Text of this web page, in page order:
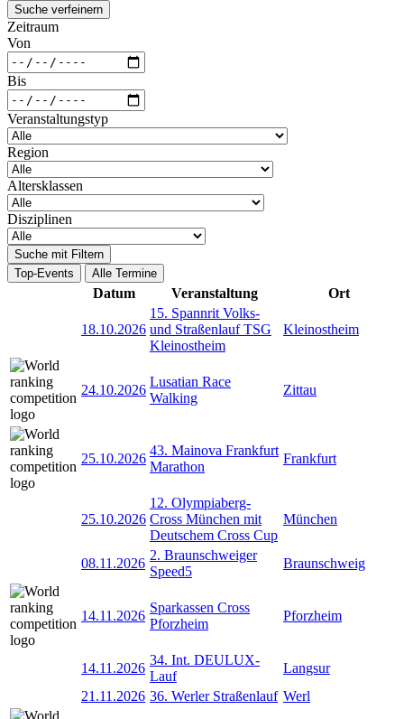
Suche verfeinern
Zeitraum
Von
Bis
Veranstaltungstyp
Region
Altersklassen
Disziplinen
Suche mit Filtern
Top-Events
Alle Termine
Datum Veranstaltung Ort
18.10.2026
15. Spannrit Volks-
und Straßenlauf TSG
Kleinostheim
Kleinostheim
24.10.2026
Lusatian Race
Walking
Zittau
25.10.2026
43. Mainova Frankfurt
Marathon
Frankfurt
25.10.2026
12. Olympiaberg-
Cross München mit
Deutschem Cross Cup
München
08.11.2026
2. Braunschweiger
Speed5
Braunschweig
14.11.2026
Sparkassen Cross
Pforzheim
Pforzheim
14.11.2026
34. Int. DEULUX-
Lauf
Langsur
21.11.2026 36. Werler Straßenlauf Werl